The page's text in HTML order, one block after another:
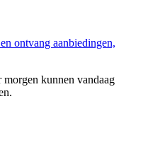
ontvang aanbiedingen,
kunnen vandaag